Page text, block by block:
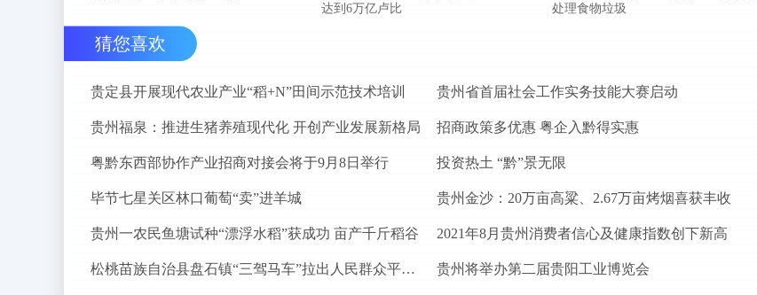
达到6万亿卢比
处理食物垃圾
猜您喜欢
贵定县开展现代农业产业“稻+N”田间示范技术培训 贵州省首届社会工作实务技能大赛启动
贵州福泉：推进生猪养殖现代化 开创产业发展新格局 招商政策多优惠 粤企入黔得实惠
粤黔东西部协作产业招商对接会将于9月8日举行 投资热土 “黔”景无限
毕节七星关区林口葡萄“卖”进羊城 贵州金沙：20万亩高粱、2.67万亩烤烟喜获丰收
贵州一农民鱼塘试种“漂浮水稻”获成功 亩产千斤稻谷 2021年8月贵州消费者信心及健康指数创下新高
松桃苗族自治县盘石镇“三驾马车”拉出人民群众平安幸福生活 贵州将举办第二届贵阳工业博览会